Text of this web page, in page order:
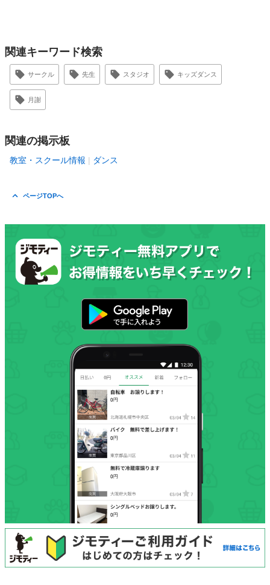
関連キーワード検索
サークル 先生 スタジオ キッズダンス
月謝
関連の掲示板
教室・スクール情報 ダンス
ページTOPへ